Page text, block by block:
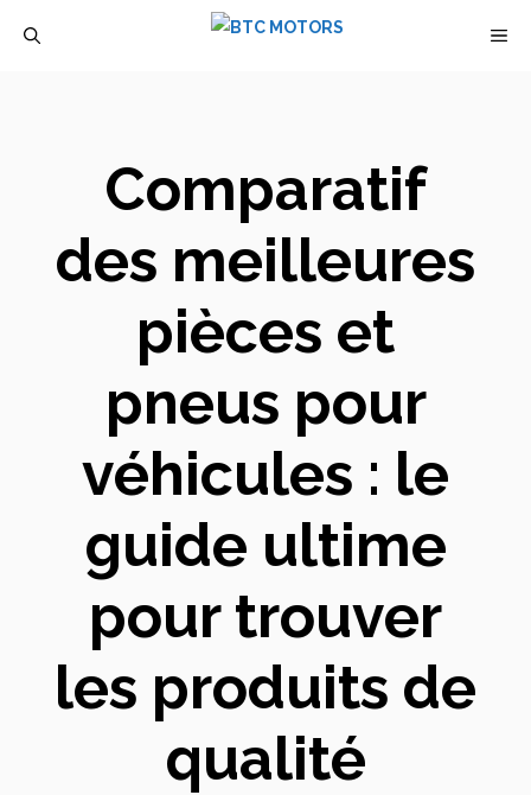
Comparatif
des meilleures
pièces et
pneus pour
véhicules : le
guide ultime
pour trouver
les produits de
qualité